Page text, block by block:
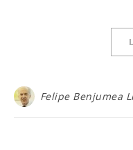
Felipe Benjumea